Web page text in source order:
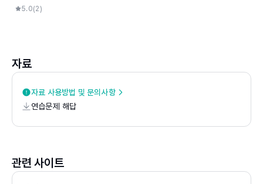
5.1 절삭가공의 개요
5.4 절삭가공 공정
5.5 절삭가공용 공작기계
5.6 절삭 제품 설계 시 고려사항
연습문제
6.1 연삭의 개요
6.2 평면연삭
5.0(2)
자료
자료 사용방법 및 문의사항
연습문제 해답
관련 사이트